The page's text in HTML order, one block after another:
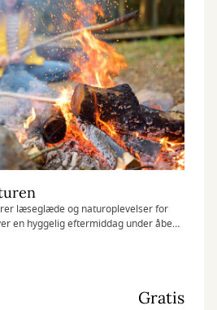
læseglæde og naturoplevelser for
en hyggelig eftermiddag under åben
Gratis